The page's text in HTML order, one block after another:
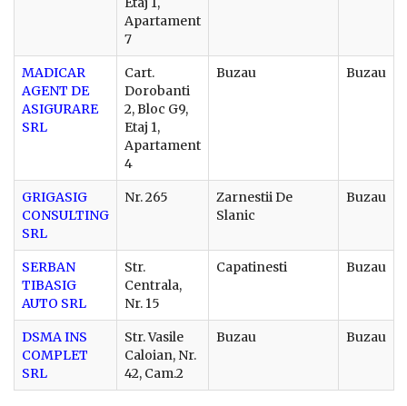
Apartament
7
MADICAR
AGENT DE
ASIGURARE
SRL
Cart.
Dorobanti
2, Bloc G9,
Etaj 1,
Apartament
4
Buzau Buzau
GRIGASIG
CONSULTING
SRL
Nr. 265
Zarnestii De
Slanic
Buzau
SERBAN
TIBASIG
AUTO SRL
Str.
Centrala,
Nr. 15
Capatinesti Buzau
DSMA INS
COMPLET
SRL
Str. Vasile
Caloian, Nr.
42, Cam.2
Buzau Buzau